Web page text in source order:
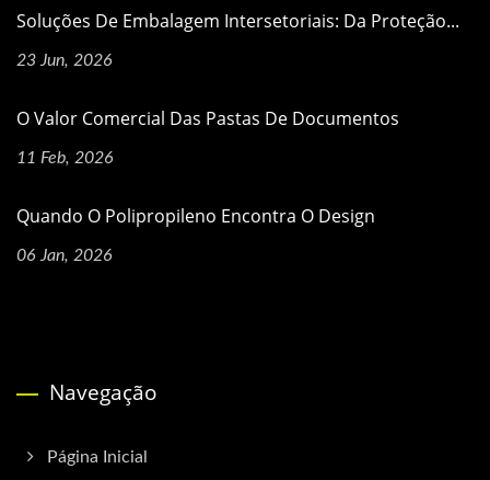
Soluções De Embalagem Intersetoriais: Da Proteção...
23 Jun, 2026
O Valor Comercial Das Pastas De Documentos
11 Feb, 2026
Quando O Polipropileno Encontra O Design
06 Jan, 2026
Navegação
Página Inicial